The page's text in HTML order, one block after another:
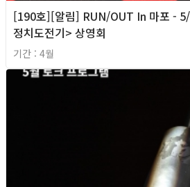
[190호][알림] RUN/OUT In 마포 -
정치도전기> 상영회
기간 : 4월